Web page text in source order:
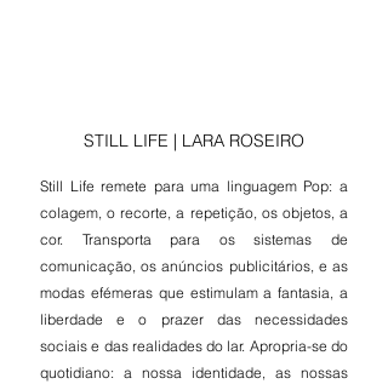
STILL LIFE | LARA ROSEIRO
Still Life remete para uma linguagem Pop: a
colagem, o recorte, a repetição, os objetos, a
cor. Transporta para os sistemas de
comunicação, os anúncios publicitários, e as
modas efémeras que estimulam a fantasia, a
liberdade e o prazer das necessidades
sociais e das realidades do lar. Apropria-se do
quotidiano: a nossa identidade, as nossas